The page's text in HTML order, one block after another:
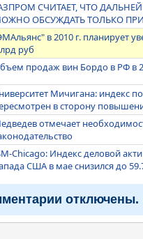
СЧИТАЕТ, ЧТО
ОБСУЖДАТЬ ТОЛЬКО
в 2010 г. планирует
руб
продаж вин Бордо в РФ в
Мичигана: индекс
в сторону
отмечает
Chicago: Индекс деловой
США в мае снизился до
отключены.